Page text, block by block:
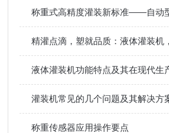
液体灌装机功能特点及其在现代生
灌装机常见的几个问题及其解决方
称重传感器应用操作要点